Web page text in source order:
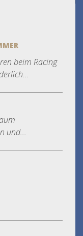
beim Racing
und...